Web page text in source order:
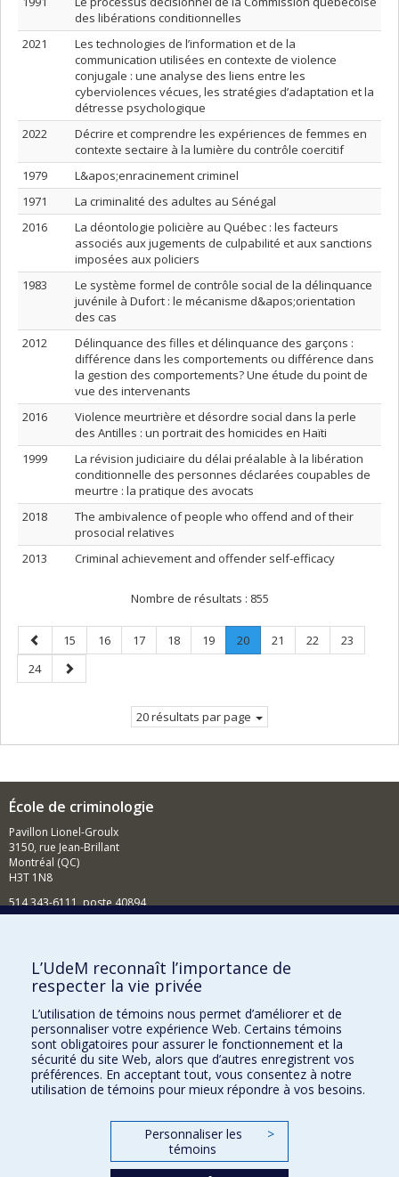
des libérations conditionnelles
2021
Les technologies de l’information et de la
communication utilisées en contexte de violence
conjugale : une analyse des liens entre les
cyberviolences vécues, les stratégies d’adaptation et la
détresse psychologique
2022
Décrire et comprendre les expériences de femmes en
contexte sectaire à la lumière du contrôle coercitif
1979
L&apos;enracinement criminel
1971
La criminalité des adultes au Sénégal
2016
La déontologie policière au Québec : les facteurs
associés aux jugements de culpabilité et aux sanctions
imposées aux policiers
1983
Le système formel de contrôle social de la délinquance
juvénile à Dufort : le mécanisme d&apos;orientation
des cas
2012
Délinquance des filles et délinquance des garçons :
différence dans les comportements ou différence dans
la gestion des comportements? Une étude du point de
vue des intervenants
2016
Violence meurtrière et désordre social dans la perle
des Antilles : un portrait des homicides en Haïti
1999
La révision judiciaire du délai préalable à la libération
conditionnelle des personnes déclarées coupables de
meurtre : la pratique des avocats
2018
The ambivalence of people who offend and of their
prosocial relatives
2013
Criminal achievement and offender self-efficacy
Nombre de résultats : 855
Page
précédente
Page
15 Page
16 Page
17 Page
18 Page
19 Page
20.
Page
Page
21 Page
22 Page
23
Page
24
Page
suivante
20 résultats par page
École de criminologie
Pavillon Lionel-Groulx
3150, rue Jean-Brillant
Montréal (QC)
H3T 1N8
514 343-6111, poste 40894
Comment soutenir l'École?
BESOIN D'AIDE?
Plan du site
Signaler une erreur
Accessibilité
FACULTÉ DES ARTS ET DES SCIENCES
Nos départements et écoles
L’UdeM reconnaît l’importance de
respecter la vie privée
L’utilisation de témoins nous permet d’améliorer et de
personnaliser votre expérience Web. Certains témoins
sont obligatoires pour assurer le fonctionnement et la
sécurité du site Web, alors que d’autres enregistrent vos
préférences. En acceptant tout, vous consentez à notre
utilisation de témoins pour mieux répondre à vos besoins.
Personnaliser les
témoins
>